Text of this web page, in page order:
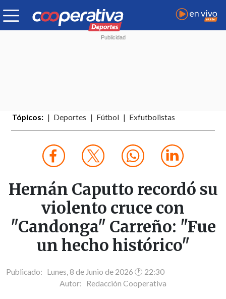
Tópicos: Deportes Fútbol Exfutbolistas
Hernán Caputto recordó su
violento cruce con
"Candonga" Carreño: "Fue
un hecho histórico"
Publicado: Lunes, 8 de Junio de 2026 🕐 22:30
Autor: Redacción Cooperativa